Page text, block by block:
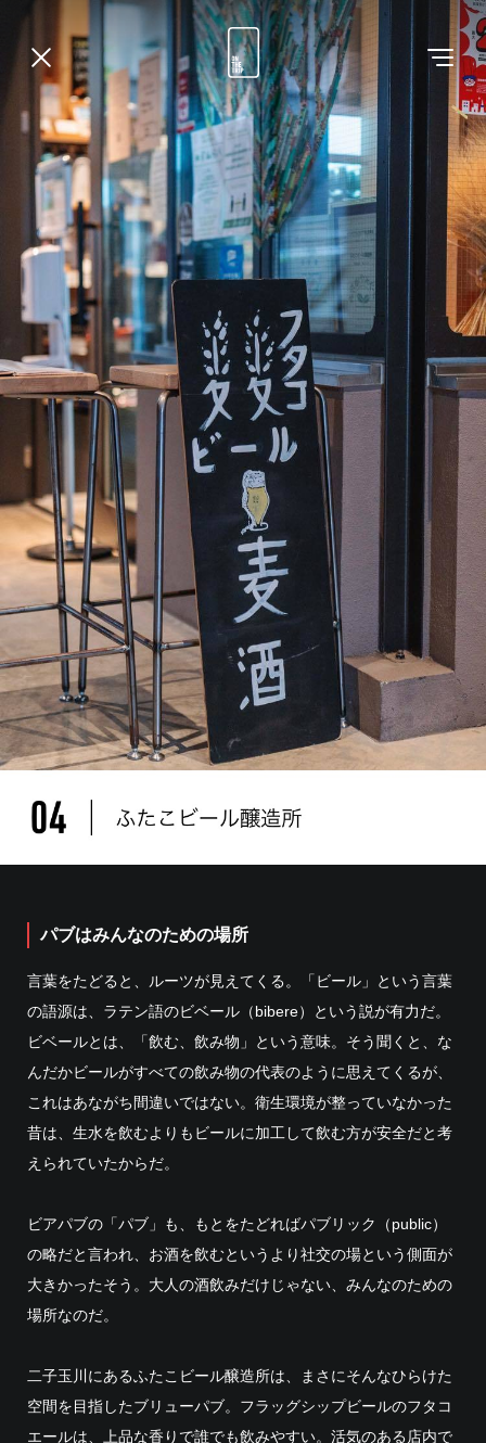
パブはみんなのための場所
言葉をたどると、ルーツが見えてくる。「ビール」という言葉
の語源は、ラテン語のビベール（bibere）という説が有力だ。
ビベールとは、「飲む、飲み物」という意味。そう聞くと、な
んだかビールがすべての飲み物の代表のように思えてくるが、
これはあながち間違いではない。衛生環境が整っていなかった
昔は、生水を飲むよりもビールに加工して飲む方が安全だと考
えられていたからだ。
ビアパブの「パブ」も、もとをたどればパブリック（public）
の略だと言われ、お酒を飲むというより社交の場という側面が
大きかったそう。大人の酒飲みだけじゃない、みんなのための
場所なのだ。
二子玉川にあるふたこビール醸造所は、まさにそんなひらけた
空間を目指したブリューパブ。フラッグシップビールのフタコ
エールは、上品な香りで誰でも飲みやすい。活気のある店内で